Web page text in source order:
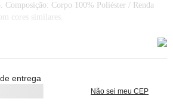
Composição: Corpo 100% Poliéster / Renda
cores similares.
entrega
Não sei meu CEP